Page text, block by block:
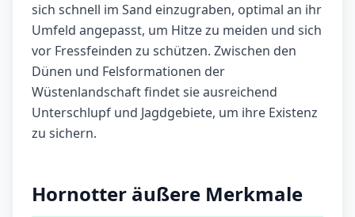
sich schnell im Sand einzugraben, optimal an ihr
Umfeld angepasst, um Hitze zu meiden und sich
vor Fressfeinden zu schützen. Zwischen den
Dünen und Felsformationen der
Wüstenlandschaft findet sie ausreichend
Unterschlupf und Jagdgebiete, um ihre Existenz
zu sichern.
Hornotter äußere Merkmale